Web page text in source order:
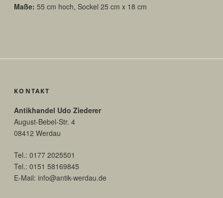
Maße: 55 cm hoch, Sockel 25 cm x 18 cm
KONTAKT
Antikhandel Udo Ziederer
August-Bebel-Str. 4
08412 Werdau
Tel.: 0177 2025501
Tel.: 0151 58169845
E-Mail: info@antik-werdau.de